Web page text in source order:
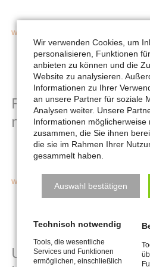
lovingly designed themes and solid
WEITERLESEN …
THEMES
&
EXTENSTIONS
CREATED
TO
PERFECTLY
TOGETHER
Von Admin, (Kommentare: 1)
05
MAI
Fully Responsive,
made to fit your
Discover how RockSolid Themes and
transform the way you work. Start
WEITERLESEN …
FULLY
RESPONSIVE,
AND
TO
FIT
04
APR
Use the Theme
Wir verwenden Cookies, um
personalisieren, Funktionen
anbieten zu können und die
Website zu analysieren.
Informationen zu Ihrer
an unsere Partner für soziale
Analysen weiter. Unsere
Informationen möglicherweise
zusammen, die Sie ihnen
die sie im Rahmen Ihrer
gesammelt haben.
Auswahl bestätigen
Technisch notwendig
Tools, die wesentliche
Services und Funktionen
ermöglichen, einschließlich